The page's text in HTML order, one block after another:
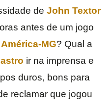
de John Textor
antes de um jogo
América-MG? Qual a
ir na imprensa e
duros, bons para
reclamar que jogou